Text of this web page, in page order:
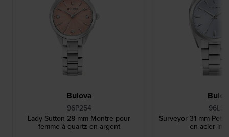
Bulova
96P254
Lady Sutton 28 mm Montre pour
femme à quartz en argent
Surveyor 31 mm
en acier